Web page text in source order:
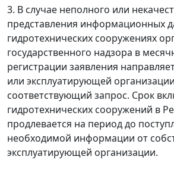
3. В случае неполного или
представления информационных
гидротехнических сооружениях
государственного надзора в
регистрации заявления
или эксплуатирующей организации
соответствующий запрос. Срок
гидротехнических сооружений в
продлевается на период до
необходимой информации от
эксплуатирующей организации.